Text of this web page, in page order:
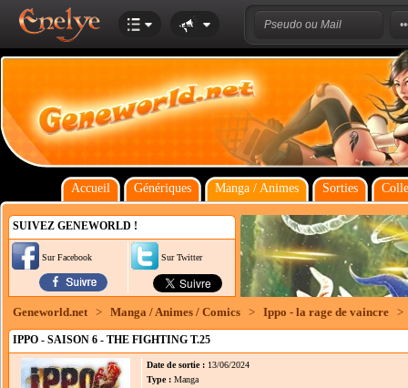
Accueil Génériques Manga / Animes Sorties
SUIVEZ GENEWORLD !
Sur Facebook Sur Twitter
Geneworld.net > Manga / Animes / Comics > Ippo - la rage de vaincre >
IPPO - SAISON 6 - THE FIGHTING T.25
Date de sortie : 13/06/2024
Type : Manga